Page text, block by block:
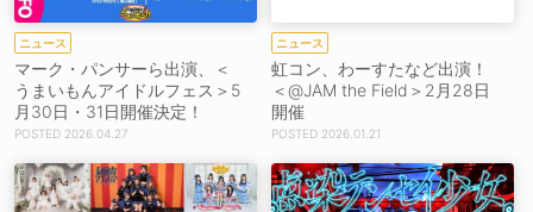
ニュース
マーク・パンサーら出演、＜
うまいもんアイドルフェス＞5
月30日・31日開催決定！
2026.04.27
ニュース
虹コン、わーすたなど出演！
＜@JAM the Field＞2月28日
開催
2026.01.21